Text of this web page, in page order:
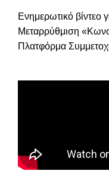
Ενημερωτικό βίντεο
Μεταρρύθμιση
Πλατφόρμα